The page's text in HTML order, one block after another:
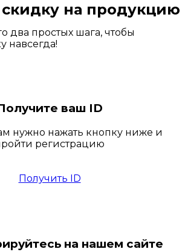
на продукцию
два простых шага, чтобы
навсегда!
ваш ID
нужно нажать кнопку ниже и
регистрацию
Получить ID
на нашем сайте